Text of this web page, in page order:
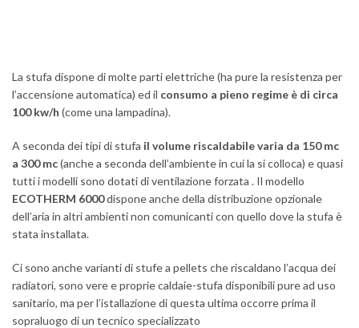
La stufa dispone di molte parti elettriche (ha pure la resistenza per
l’accensione automatica) ed il consumo a pieno regime è di circa
100 kw/h (come una lampadina).
A seconda dei tipi di stufa il volume riscaldabile varia da 150 mc
a 300 mc(anche a seconda dell’ambiente in cui la si colloca) e quasi
tutti i modelli sono dotati di ventilazione forzata . Il modello
ECOTHERM 6000dispone anche della distribuzione opzionale
dell’aria in altri ambienti non comunicanti con quello dove la stufa è
stata installata.
Ci sono anche varianti di stufe a pellets che riscaldano l’acqua dei
radiatori, sono vere e proprie caldaie-stufa disponibili pure ad uso
sanitario, ma per l’istallazione di questa ultima occorre prima il
sopraluogo di un tecnico specializzato